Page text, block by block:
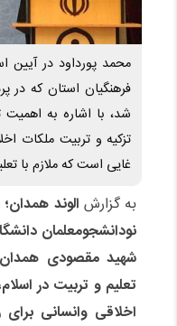
محمد پورداود در آیین
فرهنگیان استان که در
شد، با اشاره به اهمیت
تزکیه و تربیت ملکات
غایی است که ملازم با
به گزارش الوند همدان؛
نودانشجومعلمان
شهید مقصودی همدان
تعلیم و تربیت در
اخلاقی وانسانی